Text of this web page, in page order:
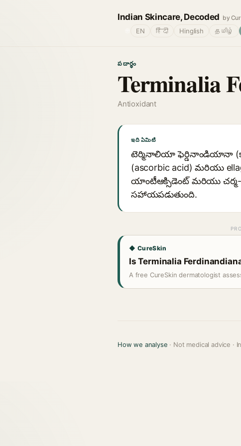
Indian Skincare, Decoded by
EN हिंदी Hinglish தமிழ்
పదార్థం
Terminalia
Antioxidant
ఇది ఏమిటి
టెర్మినాలియా ఫెర్డినాండియానా
(ascorbic acid) మరియు
యాంటీఆక్సిడెంట్ మరియు
సహాయపడుతుంది.
◆ CureSkin
Is Terminalia
A free CureSkin dermatologist
How we analyse · Not medical advice ·